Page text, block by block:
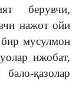
берувчи,
нажот ойи
мусулмон
ижобат,
қазолар